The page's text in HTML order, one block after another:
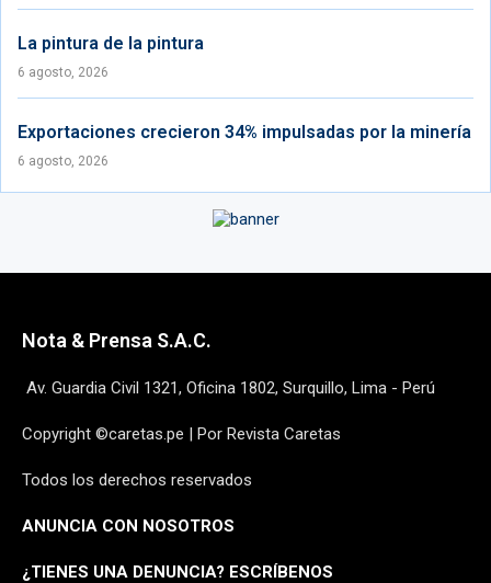
La pintura de la pintura
6 agosto, 2026
Exportaciones crecieron 34% impulsadas por la minería
6 agosto, 2026
Nota & Prensa S.A.C.
Av. Guardia Civil 1321, Oficina 1802, Surquillo, Lima - Perú
Copyright ©caretas.pe | Por Revista Caretas
Todos los derechos reservados
ANUNCIA CON NOSOTROS
¿TIENES UNA DENUNCIA? ESCRÍBENOS